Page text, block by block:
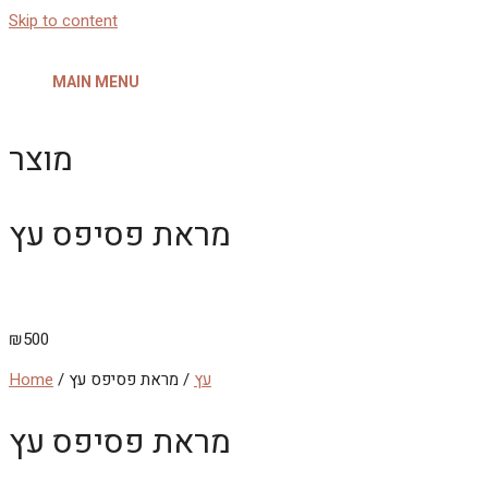
Skip to content
MAIN MENU
מוצר
מראת פסיפס עץ
₪500
Home / עץ / מראת פסיפס עץ
מראת פסיפס עץ